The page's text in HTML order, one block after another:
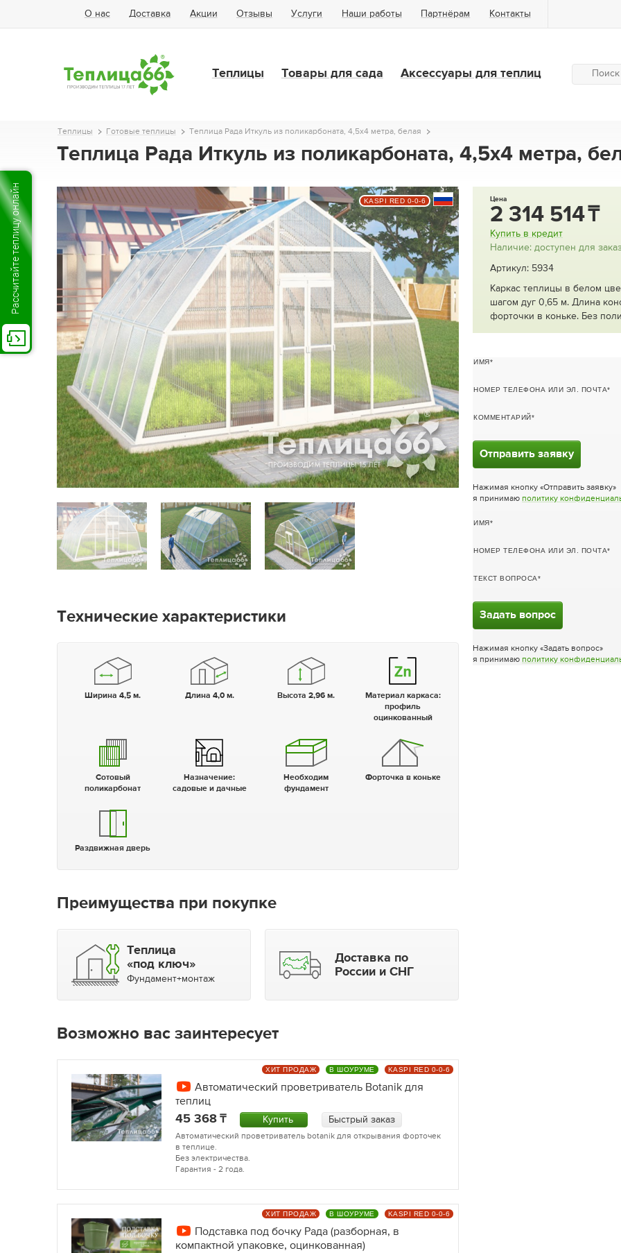
О нас Доставка Акции Отзывы Услуги Наши работы Партнёрам Контакты
Теплицы Товары для сада Аксессуары для теплиц
Теплицы Готовые теплицы Теплица Рада Иткуль из поликарбоната, 4,5х4 метра, белая
Теплица Рада Иткуль из поликарбоната, 4,5х4 метра,
KASPI RED 0-0-6
Технические характеристики
Ширина 4,5 м. Длина 4,0 м. Высота 2,96 м.
Материал каркаса:
профиль
оцинкованный
Сотовый
поликарбонат
Назначение:
садовые и дачные
Необходим
фундамент
Форточка в коньке
Раздвижная дверь
Преимущества при покупке
Теплица
«под ключ»
Фундамент+монтаж
Доставка по
России и СНГ
Возможно вас заинтересует
Автоматический проветриватель Botanik для
теплиц
45 368 Купить Быстрый заказ
Автоматический проветриватель botanik для открывания форточек
в теплице.
Без электричества.
Гарантия - 2 года.
ХИТ ПРОДАЖ В ШОУРУМЕ KASPI RED 0-0-6
Подставка под бочку Рада (разборная, в
компактной упаковке, оцинкованная)
ХИТ ПРОДАЖ В ШОУРУМЕ KASPI RED 0-0-6
Цена
2 314 514
Купить в кредит
Наличие: доступен для
Артикул: 5934
Каркас теплицы в белом
шагом дуг 0,65 м. Длина
форточки в коньке. Без
ИМЯ
НОМЕР ТЕЛЕФОНА ИЛИ ЭЛ. ПОЧТА
КОММЕНТАРИЙ
Отправить заявку
Нажимая кнопку «Отправить заявку»
я принимаю политику
ИМЯ
НОМЕР ТЕЛЕФОНА ИЛИ ЭЛ. ПОЧТА
ТЕКСТ ВОПРОСА
Задать вопрос
Нажимая кнопку «Задать вопрос»
я принимаю политику
Рассчитайте теплицу онлайн